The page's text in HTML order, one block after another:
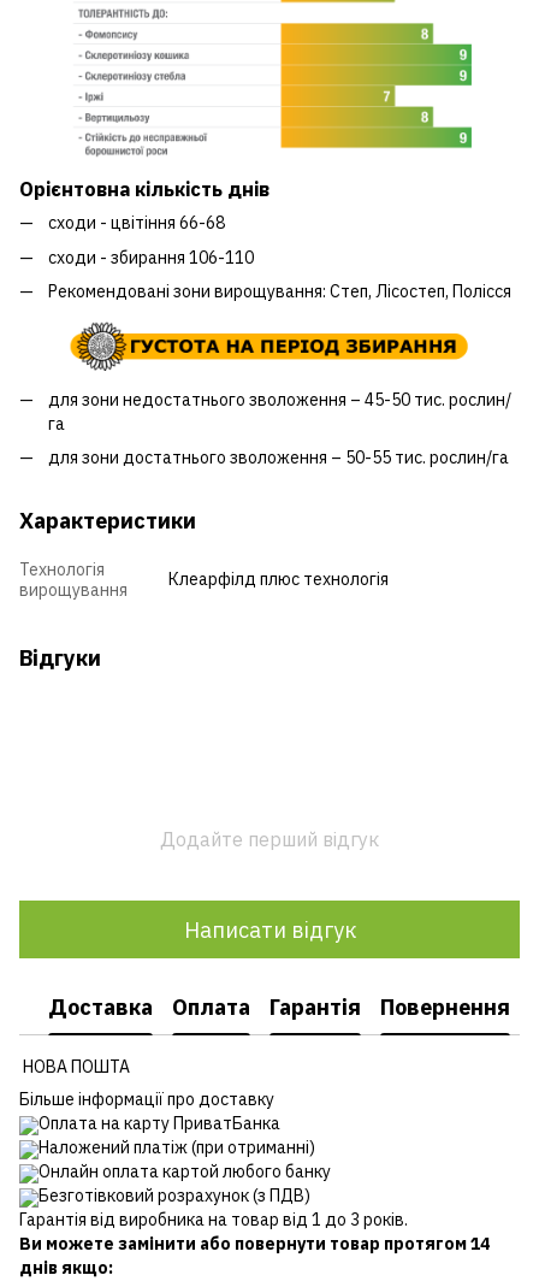
Орієнтовна кількість днів
сходи - цвітіння 66-68
сходи - збирання 106-110
Рекомендовані зони вирощування: Степ, Лісостеп, Полісся
для зони недостатнього зволоження – 45-50 тис. рослин/
га
для зони достатнього зволоження – 50-55 тис. рослин/га
Характеристики
Технологія
вирощування
Клеарфілд плюс технологія
Відгуки
Додайте перший відгук
Написати відгук
Доставка Оплата Гарантія Повернення
НОВА ПОШТА
Більше інформації про доставку
Оплата на карту ПриватБанка
Наложений платіж (при отриманні)
Онлайн оплата картой любого банку
Безготівковий розрахунок (з ПДВ)
Гарантія від виробника на товар від 1 до 3 років.
Ви можете замінити або повернути товар протягом 14
днів якщо: